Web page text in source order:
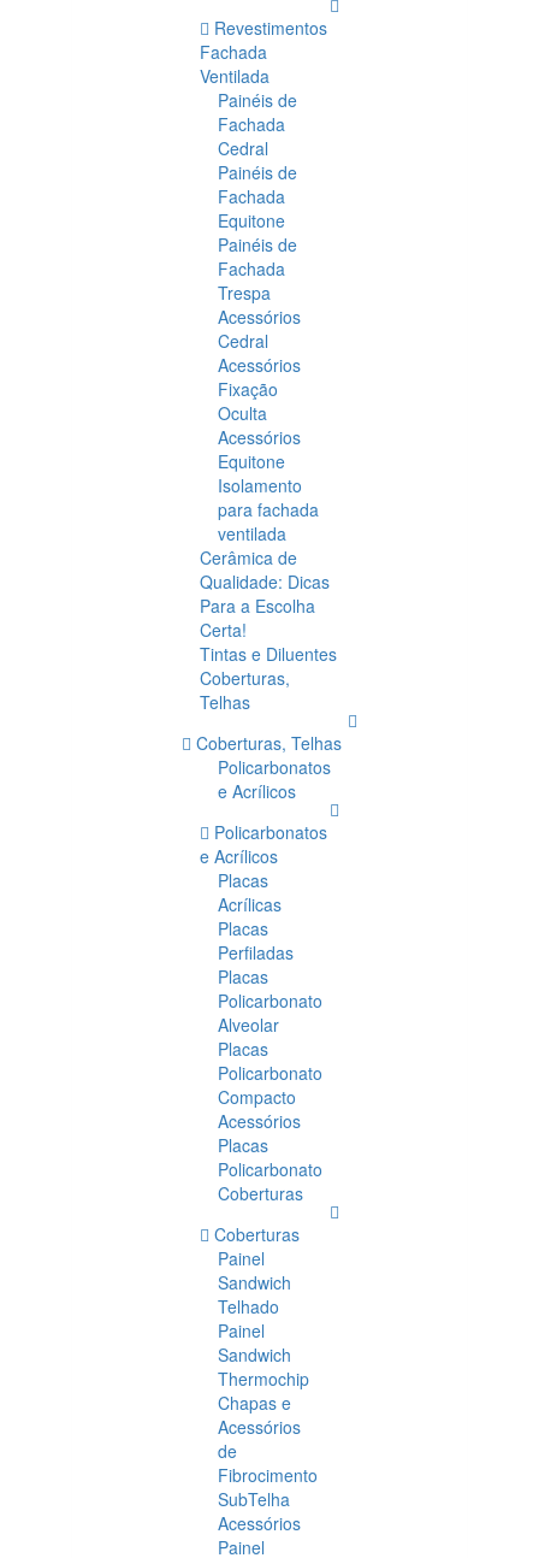
Revestimentos
Fachada
Ventilada
Painéis de
Fachada
Cedral
Painéis de
Fachada
Equitone
Painéis de
Fachada
Trespa
Acessórios
Cedral
Acessórios
Fixação
Oculta
Acessórios
Equitone
Isolamento
para fachada
ventilada
Cerâmica de
Qualidade: Dicas
Para a Escolha
Certa!
Tintas e Diluentes
Coberturas,
Telhas
Coberturas, Telhas
Policarbonatos
e Acrílicos
Policarbonatos
e Acrílicos
Placas
Acrílicas
Placas
Perfiladas
Placas
Policarbonato
Alveolar
Placas
Policarbonato
Compacto
Acessórios
Placas
Policarbonato
Coberturas
Coberturas
Painel
Sandwich
Telhado
Painel
Sandwich
Thermochip
Chapas e
Acessórios
de
Fibrocimento
SubTelha
Acessórios
Painel